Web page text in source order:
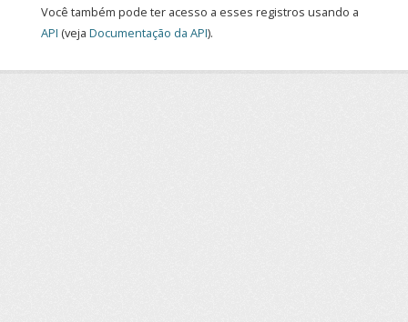
Você também pode ter acesso a esses registros usando a
API (veja Documentação da API).